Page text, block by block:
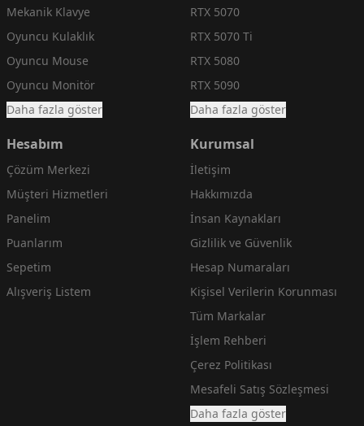
Mekanik Klavye
Oyuncu Kulaklık
Oyuncu Mouse
Oyuncu Monitör
Daha fazla göster
RTX 5070
RTX 5070 Ti
RTX 5080
RTX 5090
Daha fazla göster
Hesabım
Çözüm Merkezi
Müşteri Hizmetleri
Panelim
Puanlarım
Sepetim
Alışveriş Listem
Kurumsal
İletişim
Hakkımızda
İnsan Kaynakları
Gizlilik ve Güvenlik
Hesap Numaraları
Kişisel Verilerin Korunması
Tüm Markalar
İşlem Rehberi
Çerez Politikası
Mesafeli Satış Sözleşmesi
Daha fazla göster